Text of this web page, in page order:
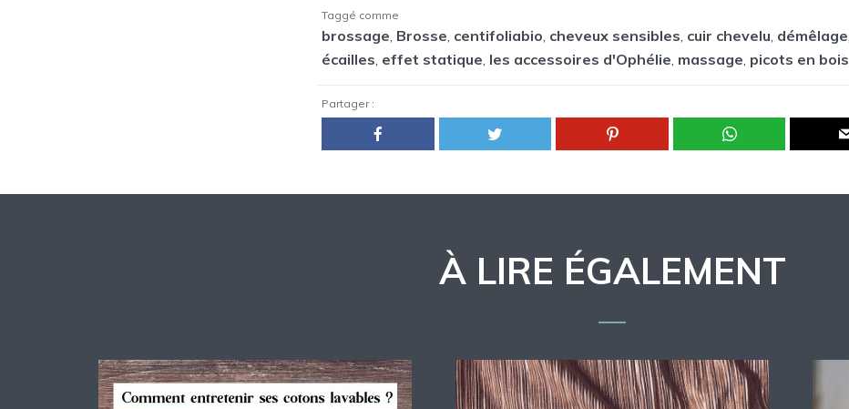
Taggé comme
brossage Brosse centifoliabio cheveux sensibles cuir chevelu démêlage
écailles effet statique les accessoires d'Ophélie massage picots en bois
Partager :
À LIRE ÉGALEMENT